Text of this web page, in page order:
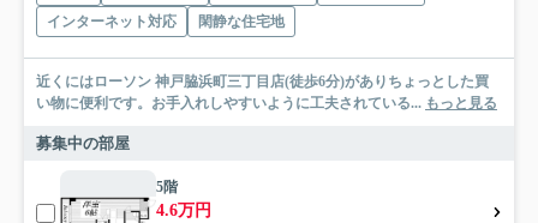
インターネット対応
閑静な住宅地
近くにはローソン 神戸脇浜町三丁目店(徒歩6分)がありちょっとした買
い物に便利です。お手入れしやすいように工夫されている... もっと見る
募集中の部屋
5階
4.6万円